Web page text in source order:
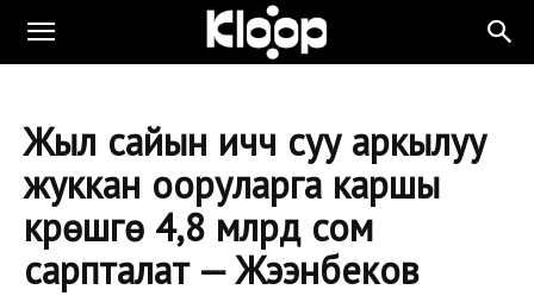
Жыл сайын ичүүчү суу аркылуу
жуккан ооруларга каршы
күрөшүүгө 4,8 млрд сом
сарпталат — Жээнбеков